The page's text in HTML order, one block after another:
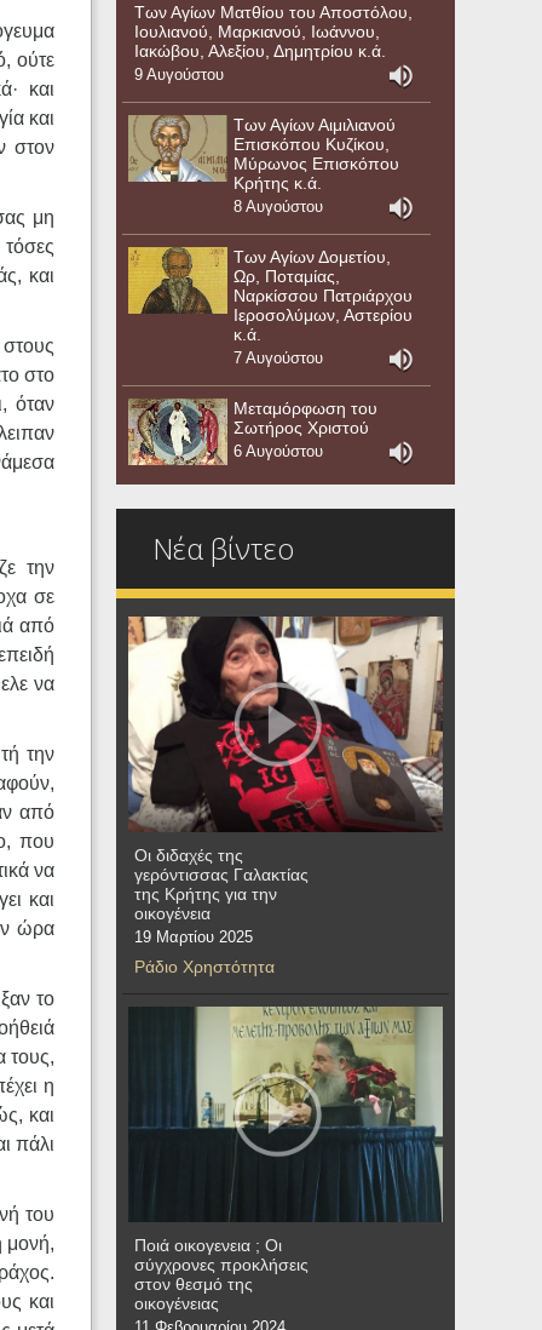
ούτε
και
και
στον
μη
και
στο
όταν
την
σε
από
να
την
από
που
να
και
ώρα
το
τους,
η
και
πάλι
του
μονή,
και
Των Αγίων Ματθίου του Αποστόλου,
Ιουλιανού, Μαρκιανού, Ιωάννου,
Ιακώβου, Αλεξίου, Δημητρίου κ.ά.
9 Αυγούστου
Των Αγίων Αιμιλιανού
Επισκόπου Κυζίκου,
Μύρωνος Επισκόπου
Κρήτης κ.ά.
8 Αυγούστου
Των Αγίων Δομετίου,
Ωρ, Ποταμίας,
Ναρκίσσου Πατριάρχου
Ιεροσολύμων, Αστερίου
κ.ά.
7 Αυγούστου
Μεταμόρφωση του
Σωτήρος Χριστού
6 Αυγούστου
Νέα βίντεο
Οι διδαχές της
γερόντισσας Γαλακτίας
της Κρήτης για την
οικογένεια
19 Μαρτίου 2025
Ράδιο Χρηστότητα
Ποιά οικογενεια ; Οι
σύγχρονες προκλήσεις
στον θεσμό της
οικογένειας